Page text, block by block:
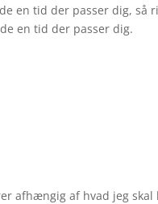
en tid der passer dig, så
en tid der passer dig.
afhængig af hvad jeg